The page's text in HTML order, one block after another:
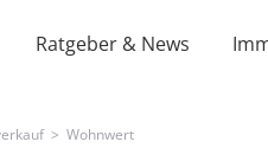
Ratgeber & News
> Wohnwert